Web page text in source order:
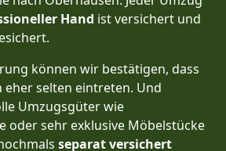
Hand ist versichert und
können wir bestätigen, dass
eher selten eintreten. Und
Umzugsgüter wie
oder sehr exklusive Möbelstücke
separat versichert